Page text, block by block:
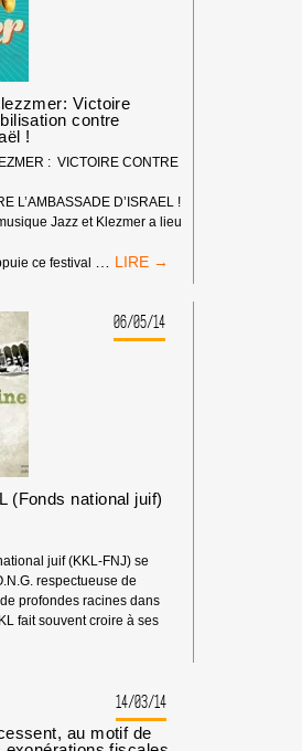
NOVEMBRE
2014
Victoire
contre
!
: VICTOIRE CONTRE
L’AMBASSADE D’ISRAEL !
Jazz et Klezmer a lieu
ce festival
FESTIVAL
KLEZZMER:
VICTOIRE
!
06/05/14
(Fonds national juif)
juif (KKL-FNJ) se
respectueuse de
profondes racines dans
fait souvent croire à ses
14/03/14
au motif de